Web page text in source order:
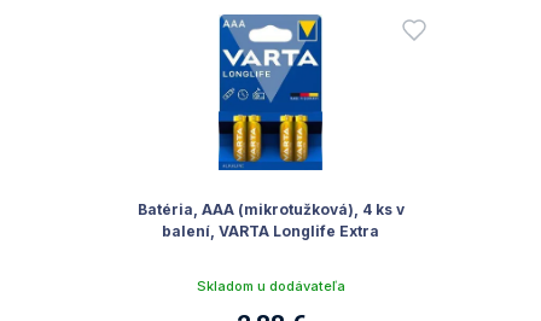
Batéria, AAA (mikrotužková), 4 ks v
balení, VARTA Longlife Extra
Skladom u dodávateľa